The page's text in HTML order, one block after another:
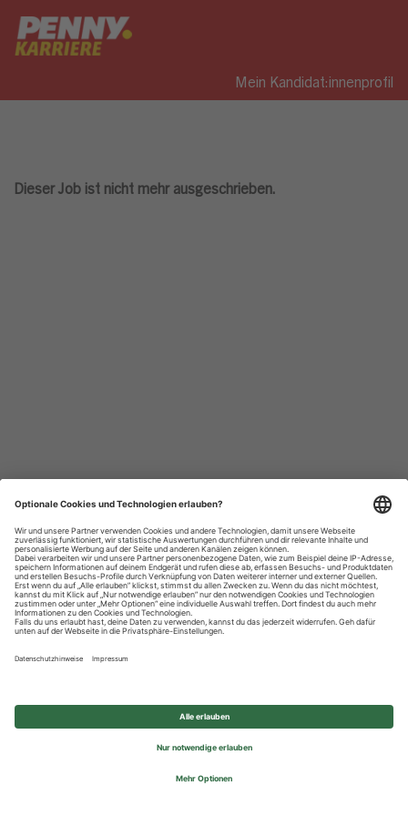
Mein Kandidat:innenprofil
Dieser Job ist nicht mehr ausgeschrieben.
Datenschutzhinweise
Impressum
Privatsphäre-Einstellungen
© 2026 REWE Group - All rights reserved